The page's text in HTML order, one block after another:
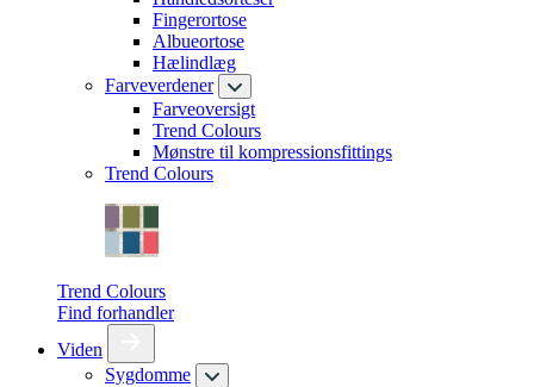
Fingerortose
Albueortose
Hælindlæg
Farveverdener
Farveoversigt
Trend Colours
Mønstre til kompressionsfittings
Trend Colours
Trend Colours
Find forhandler
Viden
Sygdomme